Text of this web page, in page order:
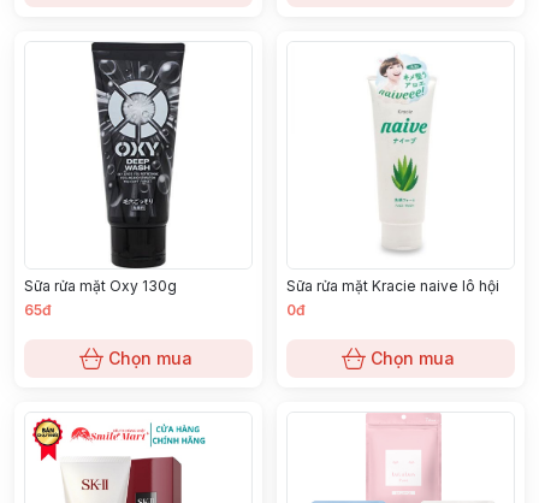
Sữa rửa mặt Oxy 130g
65đ
Chọn mua
Sữa rửa mặt Kracie naive lô hội
0đ
Chọn mua